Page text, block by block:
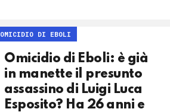
OMICIDIO DI EBOLI
Omicidio di Eboli: è già
in manette il presunto
assassino di Luigi Luca
Esposito? Ha 26 anni e